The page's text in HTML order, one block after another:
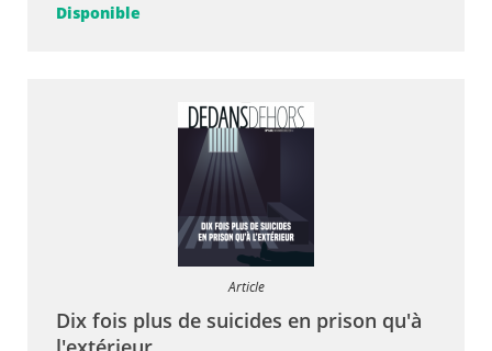
Disponible
Article
Dix fois plus de suicides en prison qu'à